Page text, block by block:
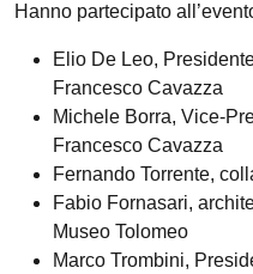
Hanno partecipato
Elio De Leo,
Francesco Cavazza
Michele Borra, Vice-
Francesco Cavazza
Fernando Torrente,
Fabio Fornasari,
Museo Tolomeo
Marco Trombini,